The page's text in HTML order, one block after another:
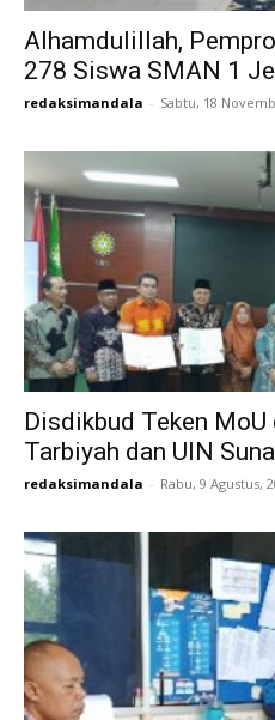
Alhamdulillah,
278 Siswa SMAN 1
redaksimandala - Sabtu, 18
Disdikbud Teken MoU
Tarbiyah dan UIN
redaksimandala - Rabu, 9 Agustus,